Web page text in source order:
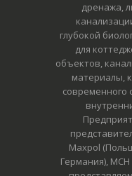
дренажа,
глубокой
для
объектов,
материалы,
современного
Maxpol
Германия),